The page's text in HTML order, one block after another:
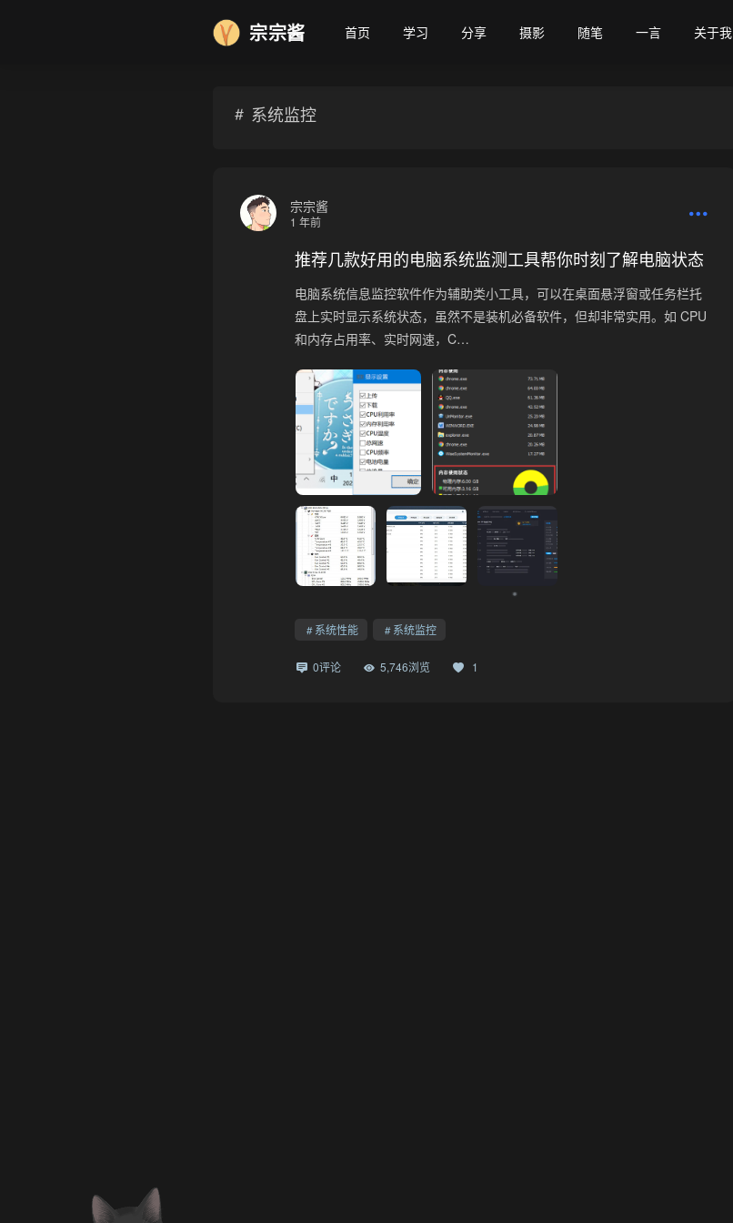
宗宗酱 首页 学习 分享 摄影 随笔 一言 关于我
系统监控
宗宗酱
1 年前
推荐几款好用的电脑系统监测工具帮你时刻了解电脑状态
电脑系统信息监控软件作为辅助类小工具，可以在桌面悬浮窗或任务栏托
盘上实时显示系统状态，虽然不是装机必备软件，但却非常实用。如 CPU
和内存占用率、实时网速，C…
系统性能 系统监控
0评论 5,746浏览 1